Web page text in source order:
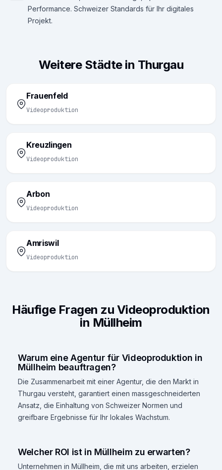
Performance. Schweizer Standards für Ihr digitales
Projekt.
Weitere Städte in Thurgau
Frauenfeld
Videoproduktion
Kreuzlingen
Videoproduktion
Arbon
Videoproduktion
Amriswil
Videoproduktion
Häufige Fragen zu Videoproduktion
in Müllheim
Warum eine Agentur für Videoproduktion in
Müllheim beauftragen?
Die Zusammenarbeit mit einer Agentur, die den Markt in
Thurgau versteht, garantiert einen massgeschneiderten
Ansatz, die Einhaltung von Schweizer Normen und
greifbare Ergebnisse für Ihr lokales Wachstum.
Welcher ROI ist in Müllheim zu erwarten?
Unternehmen in Müllheim, die mit uns arbeiten, erzielen